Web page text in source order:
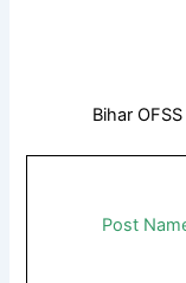
Bihar
Post